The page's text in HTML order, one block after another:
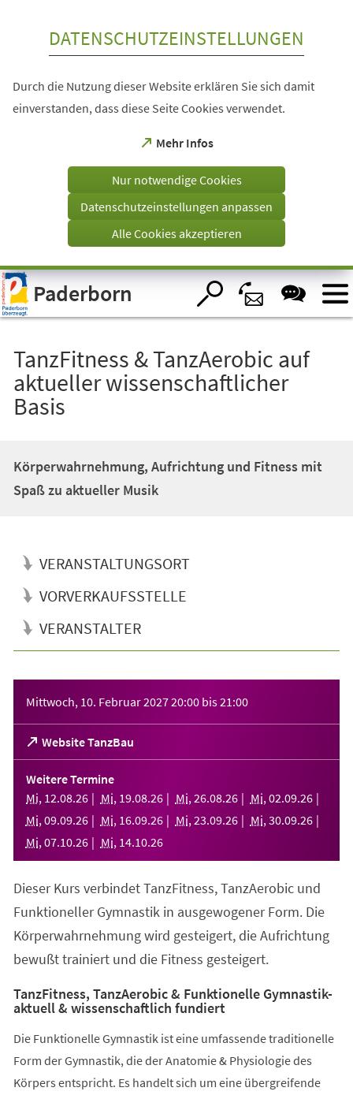
Visuelle
Assistenzsoftware
öffnen.
DATENSCHUTZEINSTELLUNGEN
Durch die Nutzung dieser Website erklären Sie sich damit
einverstanden, dass diese Seite Cookies verwendet.
Mehr Infos
(Öffnet
einem
Tab)
Nur notwendige Cookies
Datenschutzeinstellungen anpassen
Alle Cookies akzeptieren
Paderborn
TanzFitness & TanzAerobic auf
aktueller wissenschaftlicher
Basis
Körperwahrnehmung, Aufrichtung und Fitness mit
Spaß zu aktueller Musik
VERANSTALTUNGSORT
VORVERKAUFSSTELLE
VERANSTALTER
Mittwoch, 10. Februar 202720:00 bis21:00
Website TanzBau
(Öffnet
in
einem
neuen
Tab)
Weitere Termine
Mi, 12.08.26 Mi, 19.08.26 Mi, 26.08.26 Mi, 02.09.26
Mi, 09.09.26 Mi, 16.09.26 Mi, 23.09.26 Mi, 30.09.26
Mi, 07.10.26 Mi, 14.10.26
Dieser Kurs verbindet TanzFitness, TanzAerobic und
Funktioneller Gymnastik in ausgewogener Form. Die
Körperwahrnehmung wird gesteigert, die Aufrichtung
bewußt trainiert und die Fitness gesteigert.
TanzFitness, TanzAerobic & Funktionelle Gymnastik-
aktuell & wissenschaftlich fundiert
Die Funktionelle Gymnastik ist eine umfassende traditionelle
Form der Gymnastik, die der Anatomie & Physiologie des
Körpers entspricht. Es handelt sich um eine übergreifende